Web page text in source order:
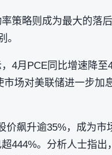
策略则成为最大的落
。
4月PCE同比增速降至
场对美联储进一步加
飙升逾35%，成为市
444%。分析人士指出